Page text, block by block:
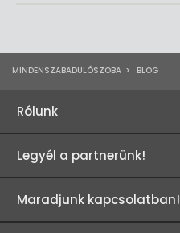
MINDENSZABADULÓSZOBA > BLOG
Rólunk
Legyél a partnerünk!
Maradjunk kapcsolatban!